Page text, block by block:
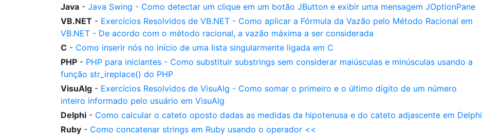
Java - Java Swing - Como detectar um clique em um botão JButton e exibir uma mensagem JOptionPane
VB.NET - Exercícios Resolvidos de VB.NET - Como aplicar a Fórmula da Vazão pelo Método Racional em
VB.NET - De acordo com o método racional, a vazão máxima a ser considerada
C - Como inserir nós no início de uma lista singularmente ligada em C
PHP - PHP para iniciantes - Como substituir substrings sem considerar maiúsculas e minúsculas usando a
função str_ireplace() do PHP
VisuAlg - Exercícios Resolvidos de VisuAlg - Como somar o primeiro e o último dígito de um número
inteiro informado pelo usuário em VisuAlg
Delphi - Como calcular o cateto oposto dadas as medidas da hipotenusa e do cateto adjascente em Delphi
Ruby - Como concatenar strings em Ruby usando o operador <<